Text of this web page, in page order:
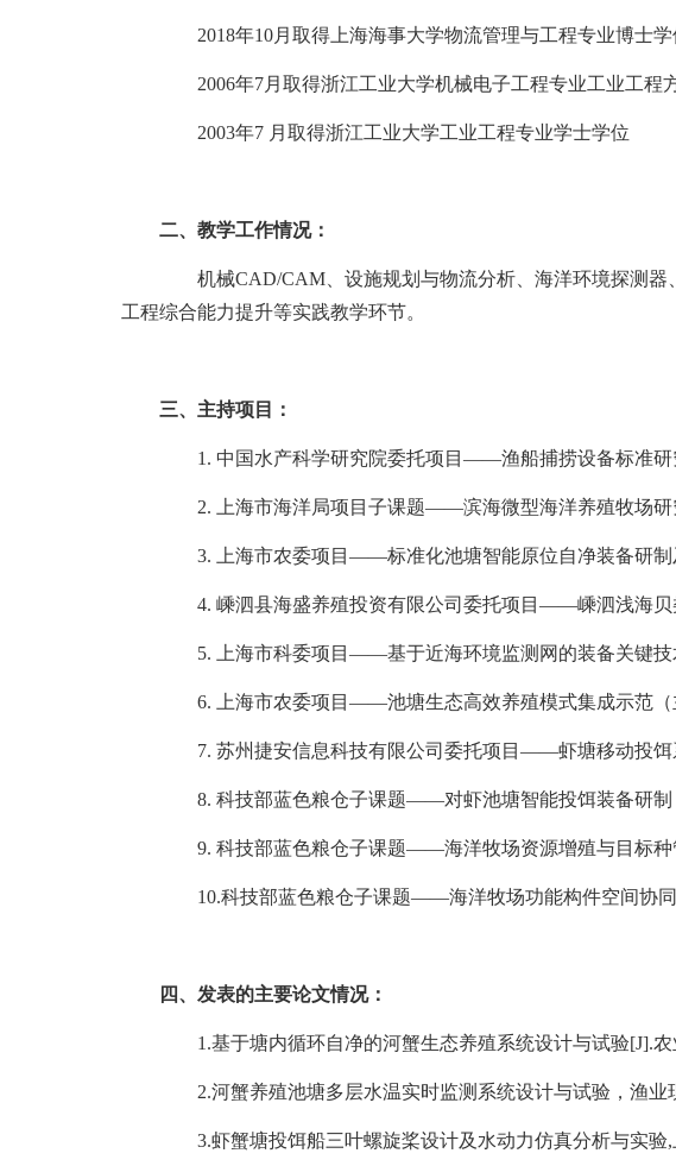
2018年10月取得上海海事大学物流管理与工程专业博士学
2006年7月取得浙江工业大学机械电子工程专业工业工程
2003年7 月取得浙江工业大学工业工程专业学士学位
二、教学工作情况：
机械CAD/CAM 、设施规划与物流分析、海洋环境探测
工程综合能力提升等实践教学环节。
三、主持项目：
1. 中国水产科学研究院委托项目——渔船捕捞设备标准研
2. 上海市海洋局项目子课题——滨海微型海洋养殖牧场研
3. 上海市农委项目——标准化池塘智能原位自净装备研制
4. 嵊泗县海盛养殖投资有限公司委托项目——嵊泗浅海贝
5. 上海市科委项目——基于近海环境监测网的装备关键技
6. 上海市农委项目——池塘生态高效养殖模式集成示范（
7. 苏州捷安信息科技有限公司委托项目——虾塘移动投饵
8. 科技部蓝色粮仓子课题——对虾池塘智能投饵装备研制
9. 科技部蓝色粮仓子课题——海洋牧场资源增殖与目标种
10.科技部蓝色粮仓子课题——海洋牧场功能构件空间协
四、发表的主要论文情况：
1.基于塘内循环自净的河蟹生态养殖系统设计与试验[J].农
2.河蟹养殖池塘多层水温实时监测系统设计与试验，渔业
3.虾蟹塘投饵船三叶螺旋桨设计及水动力仿真分析与实验,